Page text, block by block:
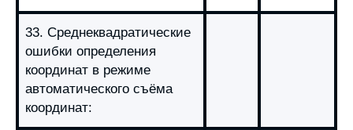
33. Среднеквадратические
ошибки определения
координат в режиме
автоматического съёма
координат: